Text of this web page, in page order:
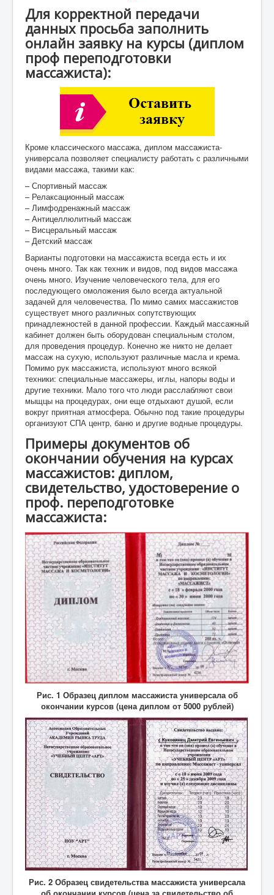
Для корректной передачи
данных просьба заполнить
онлайн заявку на курсы (диплом
проф переподготовки
массажиста):
Кроме классического массажа, диплом массажиста-
универсала позволяет специалисту работать с различными
видами массажа, такими как:
– Спортивный массаж
– Релаксационный массаж
– Лимфодренажный массаж
– Антицеллюлитный массаж
– Висцеральный массаж
– Детский массаж
Варианты подготовки на массажиста всегда есть и их
очень много. Так как техник и видов, под видов массажа
очень много. Изучение человеческого тела, для его
последующего омоложения было всегда актуальной
задачей для человечества. По мимо самих массажистов
существует много различных сопутствующих
принадлежностей в данной профессии. Каждый массажный
кабинет должен быть оборудован специальным столом,
для проведения процедур. Конечно же никто не делает
массаж на сухую, используют различные масла и крема.
Помимо рук массажиста, используют много всякой
техники: специальные массажеры, иглы, напоры воды и
другие техники. Мало того что люди расслабляют свои
мыщцы на процедурах, они еще отдыхают душой, если
вокруг приятная атмосфера. Обычно под такие процедуры
организуют СПА центр, баню и другие водные процедуры.
Примеры документов об
окончании обучения на курсах
массажистов: диплом,
свидетельство, удостоверение о
проф. переподготовке
массажиста:
Рис. 1 Образец диплом массажиста универсала об
окончании курсов (цена диплом от 5000 рублей)
Рис. 2 Образец свидетельства массажиста универсала
об окончании курсов (цена за свидетельство об